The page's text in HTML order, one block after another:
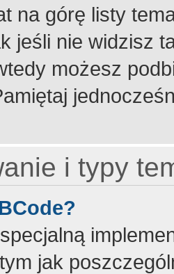
na górę listy
jeśli nie widzisz
możesz
i typy
jak